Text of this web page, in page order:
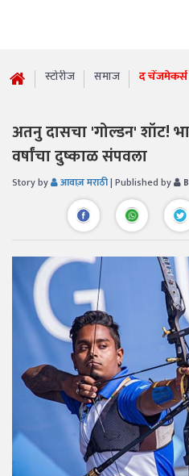
स्टोरीज समाज द चेंजमेकर्स
अतनु दासचा 'गोल्डन' शॉट!
वर्षांचा दुष्काळ संपवला
Story by आवाज़ मराठी| Published by